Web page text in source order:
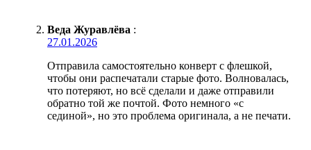
Веда Журавлёва :
27.01.2026
Отправила самостоятельно конверт с флешкой,
чтобы они распечатали старые фото. Волновалась,
что потеряют, но всё сделали и даже отправили
обратно той же почтой. Фото немного «с
сединой», но это проблема оригинала, а не печати.